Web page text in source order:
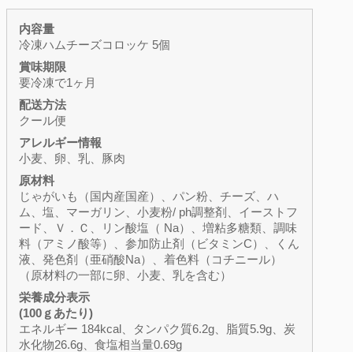
内容量
冷凍ハムチーズコロッケ 5個
賞味期限
要冷凍で1ヶ月
配送方法
クール便
アレルギー情報
小麦、卵、乳、豚肉
原材料
じゃがいも（国内産国産）、パン粉、チーズ、ハ
ム、塩、マーガリン、小麦粉/ ph調整剤、イーストフ
ード、Ｖ．Ｃ、リン酸塩（ Na）、増粘多糖類、調味
料（アミノ酸等）、参加防止剤（ビタミンC）、くん
液、発色剤（亜硝酸Na）、着色料（コチニール）
（原材料の一部に卵、小麦、乳を含む）
栄養成分表示
(100ｇあたり)
エネルギー 184kcal、タンパク質6.2g、脂質5.9g、炭
水化物26.6g、食塩相当量0.69g